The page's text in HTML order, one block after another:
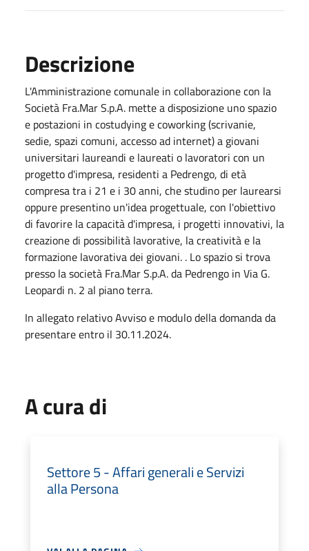
Descrizione
L'Amministrazione comunale in collaborazione con la
Società Fra.Mar S.p.A. mette a disposizione uno spazio
e postazioni in costudying e coworking (scrivanie,
sedie, spazi comuni, accesso ad internet) a giovani
universitari laureandi e laureati o lavoratori con un
progetto d'impresa, residenti a Pedrengo, di età
compresa tra i 21 e i 30 anni, che studino per laurearsi
oppure presentino un'idea progettuale, con l'obiettivo
di favorire la capacità d'impresa, i progetti innovativi, la
creazione di possibilità lavorative, la creatività e la
formazione lavorativa dei giovani. . Lo spazio si trova
presso la società Fra.Mar S.p.A. da Pedrengo in Via G.
Leopardi n. 2 al piano terra.
In allegato relativo Avviso e modulo della domanda da
presentare entro il 30.11.2024.
A cura di
Settore 5 - Affari generali e Servizi
alla Persona